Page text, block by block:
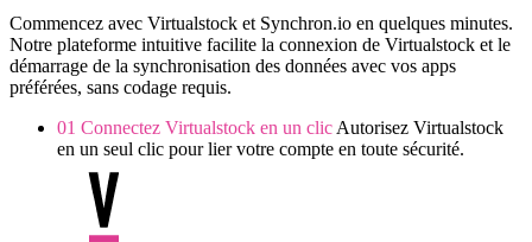
Commencez avec Virtualstock et Synchron.io en quelques minutes.
Notre plateforme intuitive facilite la connexion de Virtualstock et le
démarrage de la synchronisation des données avec vos apps
préférées, sans codage requis.
01 Connectez Virtualstock en un clic Autorisez Virtualstock
en un seul clic pour lier votre compte en toute sécurité.